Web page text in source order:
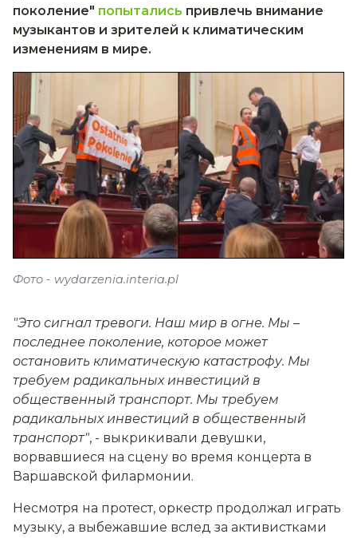
поколение" попытались привлечь внимание
музыкантов и зрителей к климатическим
изменениям в мире.
Фото - wydarzenia.interia.pl
"Это сигнал тревоги. Наш мир в огне. Мы –
последнее поколение, которое может
остановить климатическую катастрофу. Мы
требуем радикальных инвестиций в
общественный транспорт. Мы требуем
радикальных инвестиций в общественный
транспорт", - выкрикивали девушки,
ворвавшиеся на сцену во время концерта в
Варшавской филармонии.
Несмотря на протест, оркестр продолжал играть
музыку, а выбежавшие вслед за активистками